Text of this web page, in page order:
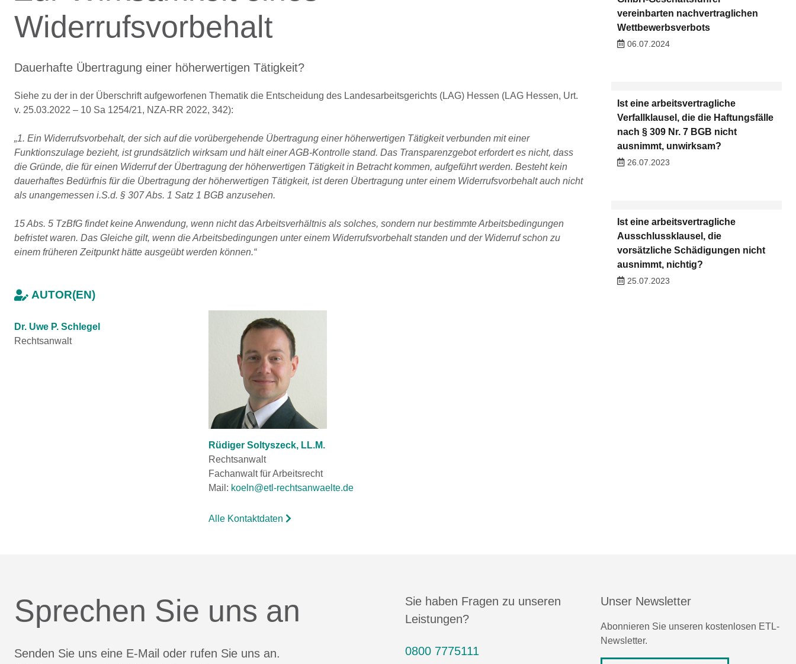
Widerrufsvorbehalt
Dauerhafte Übertragung einer höherwertigen Tätigkeit?
Siehe zu der in der Überschrift aufgeworfenen Thematik die Entscheidung des Landesarbeitsgerichts (LAG) Hessen (LAG Hessen, Urt.
v. 25.03.2022 – 10 Sa 1254/21, NZA-RR 2022, 342):
„1. Ein Widerrufsvorbehalt, der sich auf die vorübergehende Übertragung einer höherwertigen Tätigkeit verbunden mit einer
Funktionszulage bezieht, ist grundsätzlich wirksam und hält einer AGB-Kontrolle stand. Das Transparenzgebot erfordert es nicht, dass
die Gründe, die für einen Widerruf der Übertragung der höherwertigen Tätigkeit in Betracht kommen, aufgeführt werden. Besteht kein
dauerhaftes Bedürfnis für die Übertragung der höherwertigen Tätigkeit, ist deren Übertragung unter einem Widerrufsvorbehalt auch nicht
als unangemessen i.S.d. § 307 Abs. 1 Satz 1 BGB anzusehen.
15 Abs. 5 TzBfG findet keine Anwendung, wenn nicht das Arbeitsverhältnis als solches, sondern nur bestimmte Arbeitsbedingungen
befristet waren. Das Gleiche gilt, wenn die Arbeitsbedingungen unter einem Widerrufsvorbehalt standen und der Widerruf schon zu
einem früheren Zeitpunkt hätte ausgeübt werden können.“
AUTOR(EN)
Dr. Uwe P. Schlegel
Rechtsanwalt
Rüdiger Soltyszeck, LL.M.
Rechtsanwalt
Fachanwalt für Arbeitsrecht
Mail: koeln@etl-rechtsanwaelte.de
Alle Kontaktdaten
vereinbarten nachvertraglichen
Wettbewerbsverbots
06.07.2024
Ist eine arbeitsvertragliche
Verfallklausel, die die Haftungsfälle
nach § 309 Nr. 7 BGB nicht
ausnimmt, unwirksam?
26.07.2023
Ist eine arbeitsvertragliche
Ausschlussklausel, die
vorsätzliche Schädigungen nicht
ausnimmt, nichtig?
25.07.2023
Sprechen Sie uns an
Senden Sie uns eine E-Mail oder rufen Sie uns an.
Sie haben Fragen zu unseren
Leistungen?
0800 7775111
Unser Newsletter
Abonnieren Sie unseren kostenlosen ETL-
Newsletter.